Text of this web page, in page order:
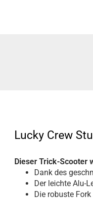
Lucky Crew
Dieser Trick-Scooter
Dank des
Der leichte Alu-
Die robuste